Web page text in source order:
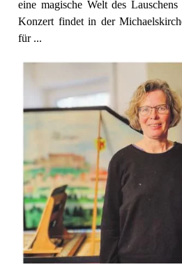
E-
App
Region
eine magische Welt des
Konzert findet in der
für ...